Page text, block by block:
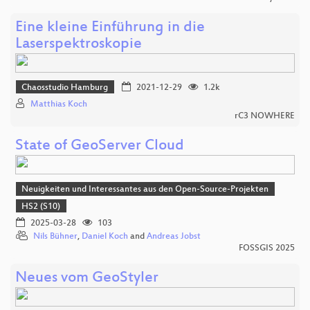
Eine kleine Einführung in die
Laserspektroskopie
Chaosstudio Hamburg 2021-12-29
1.2k
Matthias Koch
rC3 NOWHERE
State of GeoServer Cloud
Neuigkeiten und Interessantes aus den Open-Source-Projekten
HS2 (S10)
2025-03-28
103
Nils Bühner, Daniel Koch and Andreas Jobst
FOSSGIS 2025
Neues vom GeoStyler